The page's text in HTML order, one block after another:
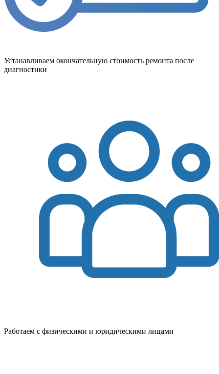
Устанавливаем окончательную стоимость ремонта после
диагностики
Работаем с физическими и юридическими лицами